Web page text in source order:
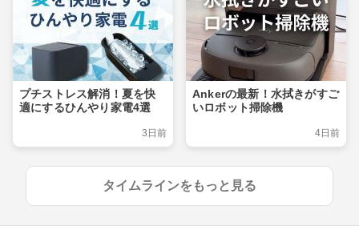
プチストレス解消！夏を快
適にするひんやり家電4選
3日前
Ankerの最新！水拭きがすご
いロボット掃除機
4日前
タイムラインをもっと見る